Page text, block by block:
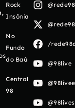
Rock
Insônia
No
Fundo
do Baú
Central
98
/
@98live